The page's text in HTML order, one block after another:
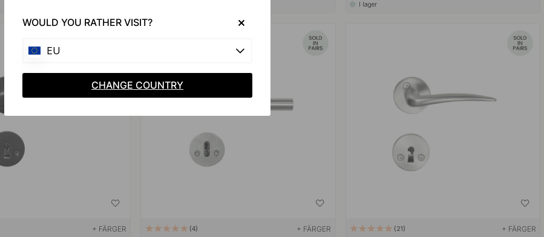
I lager
+ FÄRGER 4 + FÄRGER 21 + FÄRGER
WOULD YOU RATHER VISIT?
EU
CHANGE COUNTRY